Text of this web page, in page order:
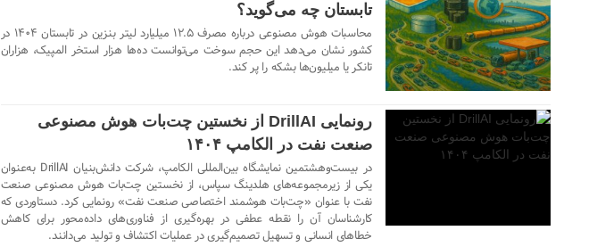
تابستان چه می‌گوید؟
محاسبات هوش مصنوعی درباره مصرف ۱۲.۵ میلیارد لیتر بنزین در تابستان ۱۴۰۴ در
کشور نشان می‌دهد این حجم سوخت می‌توانست ده‌ها هزار استخر المپیک، هزاران
تانکر یا میلیون‌ها بشکه را پر کند.
۱۰ مهر ۱۴۰۴
رونمایی DrillAI از نخستین چت‌بات هوش مصنوعی
صنعت نفت در الکامپ ۱۴۰۴
در بیست‌وهشتمین نمایشگاه بین‌المللی الکامپ، شرکت دانش‌بنیان DrillAI به‌عنوان
یکی از زیرمجموعه‌های هلدینگ سپاس، از نخستین چت‌بات هوش مصنوعی صنعت
نفت با عنوان «چت‌بات هوشمند اختصاصی صنعت نفت» رونمایی کرد. دستاوردی که
کارشناسان آن را نقطه عطفی در بهره‌گیری از فناوری‌های داده‌محور برای کاهش
خطاهای انسانی و تسهیل تصمیم‌گیری در عملیات اکتشاف و تولید می‌دانند.